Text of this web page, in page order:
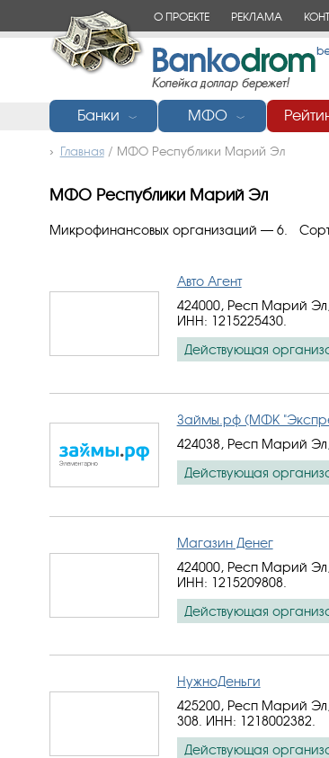
О ПРОЕКТЕ РЕКЛАМА
Банки ﹀ МФО ﹀
Главная/ МФО Республики Марий Эл
МФО Республики Марий Эл
Микрофинансовых организаций — 6.
Авто Агент
424000, Респ Марий
ИНН: 1215225430.
Действующая
Займы.рф (МФК
424038, Респ Марий
Действующая
Магазин Денег
424000, Респ Марий
ИНН: 1215209808.
Действующая
НужноДеньги
425200, Респ Марий Эл,
308. ИНН: 1218002382
Действующая